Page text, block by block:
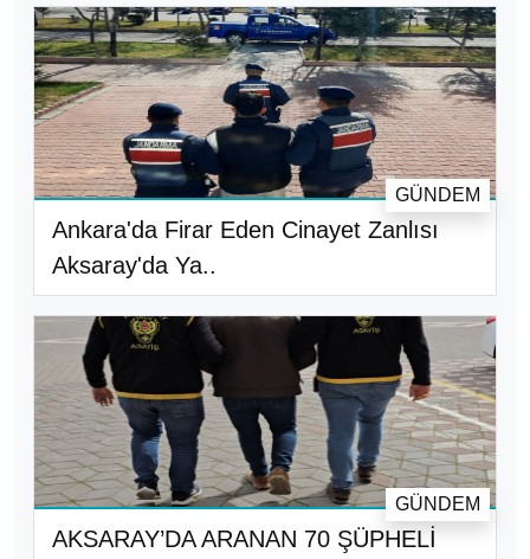
Ankara'da Firar Eden Cinayet Zanlısı
Aksaray'da Ya..
GÜNDEM
AKSARAY’DA ARANAN 70 ŞÜPHELİ
GÜNDEM